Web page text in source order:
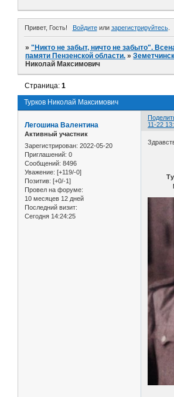
Привет, Гость! Войдитеили зарегистрируйтесь.
»"Никто не забыт, ничто не забыто".
памяти Пензенской области. »
Николай Максимович
Турков Николай Максимович
Страница:1
11-22
Легошина Валентина
Активный участник
Зарегистрирован: 2022-05-20
Приглашений: 0
Сообщений: 8496
Уважение: [+119/-0]
Позитив: [+0/-1]
Провел на форуме:
10 месяцев 12 дней
Последний визит:
Сегодня 14:24:25